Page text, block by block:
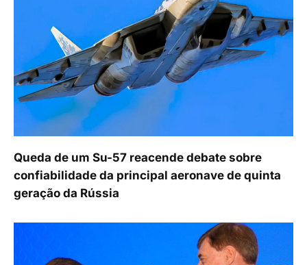
Queda de um Su-57 reacende debate sobre
confiabilidade da principal aeronave de quinta
geração da Rússia